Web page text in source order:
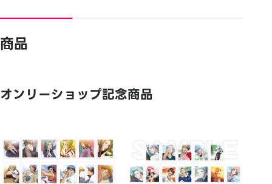
商品
オンリーショップ記念商品